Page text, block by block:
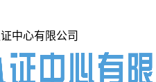
中心有限公司